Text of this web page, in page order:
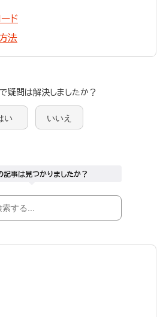
ド
法
疑問は解決しましたか？
い いいえ
記事は見つかりましたか？